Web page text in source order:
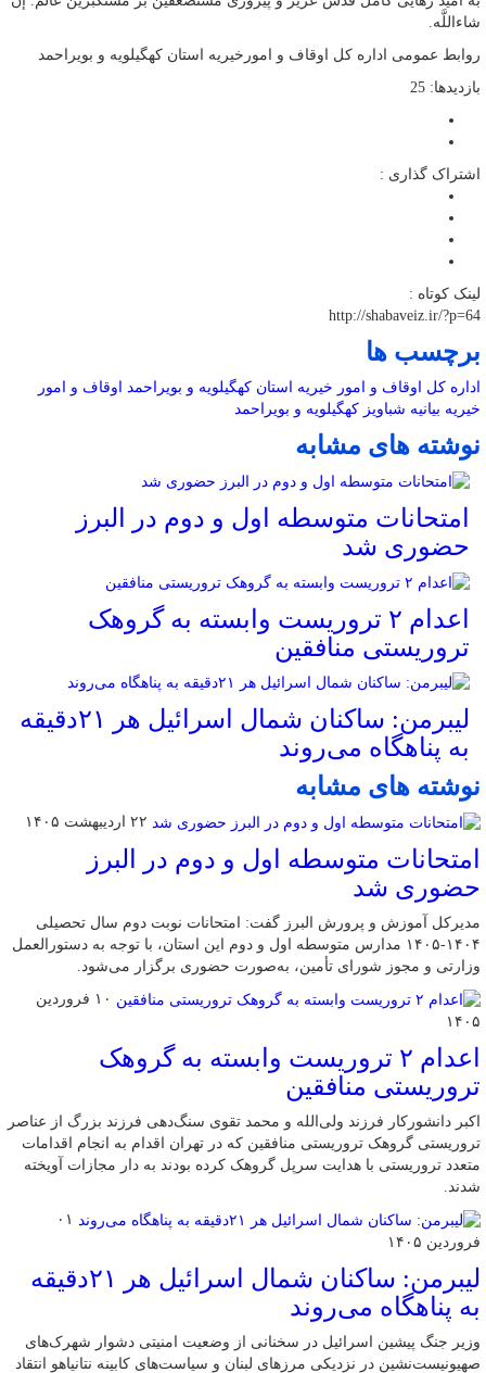
شاءاللَّه.
روابط عمومی اداره کل اوقاف و امورخیریه استان کهگیلویه و بویراحمد
بازدیدها: 25
اشتراک گذاری :
لینک کوتاه :
http://shabaveiz.ir/?p=64
برچسب ها
اداره کل اوقاف و امور خیریه استان کهگیلویه و بویراحمد اوقاف و امور
خیریه بیانیه شباویز کهگیلویه و بویراحمد
نوشته های مشابه
امتحانات متوسطه اول و دوم در البرز
حضوری شد
اعدام ۲ تروریست وابسته به گروهک
تروریستی منافقین
لیبرمن: ساکنان شمال اسرائیل هر ۲۱دقیقه
به پناهگاه می‌روند
نوشته های مشابه
۲۲ اردیبهشت ۱۴۰۵
امتحانات متوسطه اول و دوم در البرز
حضوری شد
مدیرکل آموزش و پرورش البرز گفت: امتحانات نوبت دوم سال تحصیلی
۱۴۰۴-۱۴۰۵ مدارس متوسطه اول و دوم این استان، با توجه به دستورالعمل
وزارتی و مجوز شورای تأمین، به‌صورت حضوری برگزار می‌شود.
۱۰ فروردین
۱۴۰۵
اعدام ۲ تروریست وابسته به گروهک
تروریستی منافقین
اکبر دانشورکار فرزند ولی‌الله و محمد تقوی سنگ‌دهی فرزند بزرگ از عناصر
تروریستی گروهک تروریستی منافقین که در تهران اقدام به انجام اقدامات
متعدد تروریستی با هدایت سرپل گروهک کرده بودند به دار مجازات آویخته
شدند.
۰۱
فروردین ۱۴۰۵
لیبرمن: ساکنان شمال اسرائیل هر ۲۱دقیقه
به پناهگاه می‌روند
وزیر جنگ پیشین اسرائیل در سخنانی از وضعیت امنیتی دشوار شهرک‌های
صهیونیست‌نشین در نزدیکی مرزهای لبنان و سیاست‌های کابینه نتانیاهو انتقاد